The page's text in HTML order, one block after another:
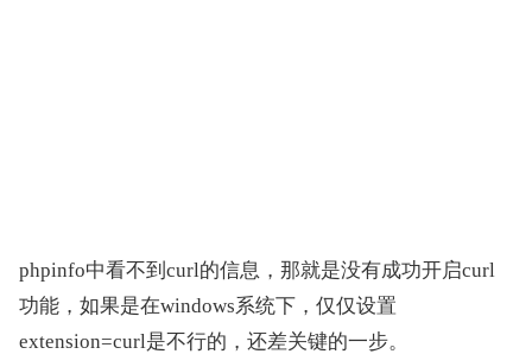
phpinfo中看不到curl的信息，那就是没有成功开启curl
功能，如果是在windows系统下，仅仅设置
extension=curl是不行的，还差关键的一步。